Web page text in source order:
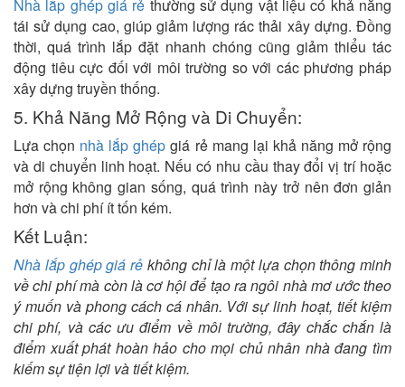
Nhà lắp ghép giá rẻ thường sử dụng vật liệu có khả năng
tái sử dụng cao, giúp giảm lượng rác thải xây dựng. Đồng
thời, quá trình lắp đặt nhanh chóng cũng giảm thiểu tác
động tiêu cực đối với môi trường so với các phương pháp
xây dựng truyền thống.
5. Khả Năng Mở Rộng và Di Chuyển:
Lựa chọn nhà lắp ghép giá rẻ mang lại khả năng mở rộng
và di chuyển linh hoạt. Nếu có nhu cầu thay đổi vị trí hoặc
mở rộng không gian sống, quá trình này trở nên đơn giản
hơn và chi phí ít tốn kém.
Kết Luận:
Nhà lắp ghép giá rẻ không chỉ là một lựa chọn thông minh
về chi phí mà còn là cơ hội để tạo ra ngôi nhà mơ ước theo
ý muốn và phong cách cá nhân. Với sự linh hoạt, tiết kiệm
chi phí, và các ưu điểm về môi trường, đây chắc chắn là
điểm xuất phát hoàn hảo cho mọi chủ nhân nhà đang tìm
kiếm sự tiện lợi và tiết kiệm.